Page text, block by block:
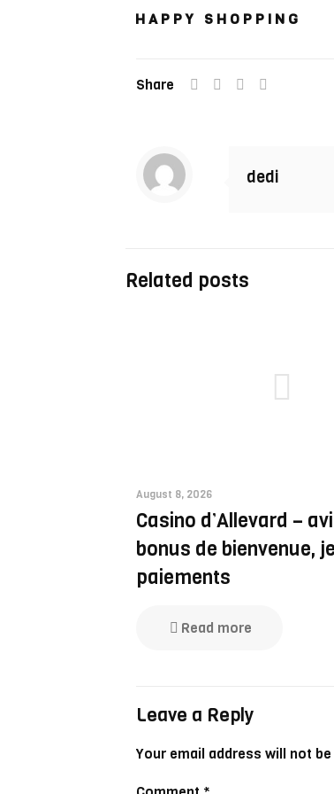
H A P P Y S H O P P I N G
Share
dedi
Related posts
August 8, 2026
Casino d’Allevard –
bonus de bienvenue,
paiements
Read more
Leave a Reply
Your email address will not